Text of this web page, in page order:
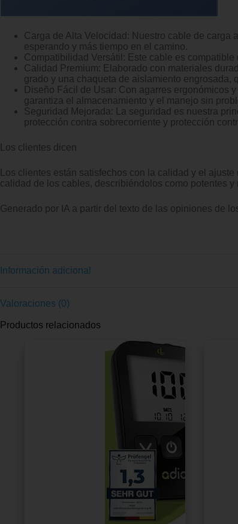
Carga de Alta Velocidad: Nuestro cable de carga
esperando y más tiempo en el camino.
Compatibilidad Versátil: Este cable es
Calidad Premium: Elaborado con materiales
grado y una chaqueta de aislamiento engrosada,
Diseño Fácil de Usar: Con agarres ergonómicos
garantiza el almacenamiento y el manejo sin
Seguridad Mejorada: La seguridad es nuestra
protección contra sobrecorriente y protección
Los clientes dicen
Los clientes están satisfechos con la calidad y el
calidad de los cables, describiéndolos como potentes y
Generado por IA a partir del texto de las opiniones de
Información adicional
Valoraciones (0)
Productos relacionados